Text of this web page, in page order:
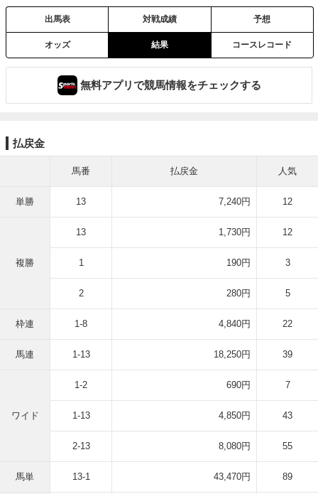
出馬表 対戦成績 予想
オッズ 結果 コースレコード
無料アプリで競馬情報をチェックする
払戻金
馬番 払戻金 人気
単勝 13 7,240円 12
複勝
13 1,730円 12
1 190円 3
2 280円 5
枠連 1-8 4,840円 22
馬連 1-13 18,250円 39
ワイド
1-2 690円 7
1-13 4,850円 43
2-13 8,080円 55
馬単 13-1 43,470円 89